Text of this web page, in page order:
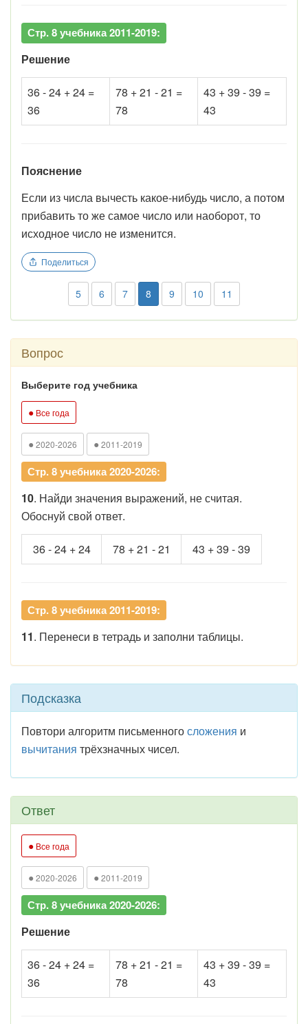
Стр. 8 учебника 2011-2019:
Решение
36 - 24 + 24 =
36
78 + 21 - 21 =
78
43 + 39 - 39 =
43
Пояснение
Если из числа вычесть какое-нибудь число, а потом
прибавить то же самое число или наоборот, то
исходное число не изменится.
Поделиться
5 6 7 8 9 10 11
Вопрос
Выберите год учебника
● Все года
● 2020-2026 ● 2011-2019
Стр. 8 учебника 2020-2026:
10. Найди значения выражений, не считая.
Обоснуй свой ответ.
36 - 24 + 24 78 + 21 - 21 43 + 39 - 39
Стр. 8 учебника 2011-2019:
11. Перенеси в тетрадь и заполни таблицы.
Подсказка
Повтори алгоритм письменногосложения и
вычитания трёхзначных чисел.
Ответ
● Все года
● 2020-2026 ● 2011-2019
Стр. 8 учебника 2020-2026:
Решение
36 - 24 + 24 =
36
78 + 21 - 21 =
78
43 + 39 - 39 =
43